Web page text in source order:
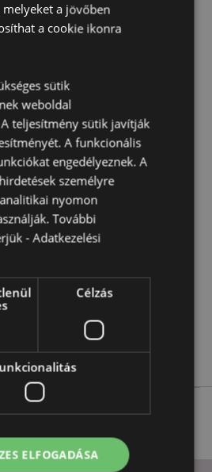
- Foodiemals- Squidglys
a következő korosztálynak:
Szélesség 9-10cm Vastagság 5cm
a jövőben
a cookie ikonra
sütik
weboldal
teljesítmény sütik javítják
A funkcionális
engedélyeznek. A
személyre
nyomon
További
-Adatkezelési
Célzás
ELFOGADÁSA